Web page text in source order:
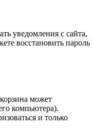
уведомления с сайта,
восстановить пароль
может
компьютера).
и только